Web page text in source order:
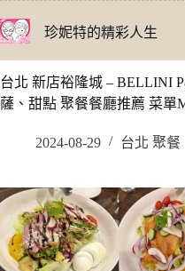
至
要
內
珍妮特的精彩人生
台北 新店裕隆城 – BELLINI
薩、甜點 聚餐餐廳推薦 菜單
2024-08-29 台北 聚餐